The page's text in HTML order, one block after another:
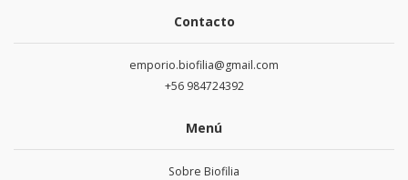
Contacto
emporio.biofilia@gmail.com
+56 984724392
Menú
Sobre Biofilia